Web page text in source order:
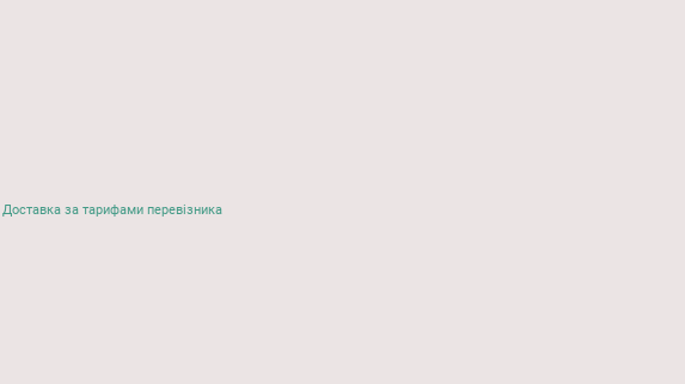
Доставка за тарифами перевізника